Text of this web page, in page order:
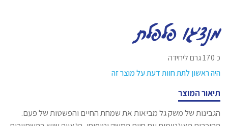
מנצ'גו פלפלת
כ 170 גרם ליחידה
היה ראשון לתת חוות דעת על מוצר זה
תיאור המוצר
הגבינות של משק גל מביאות את שמחת החיים והפשטות של פעם.